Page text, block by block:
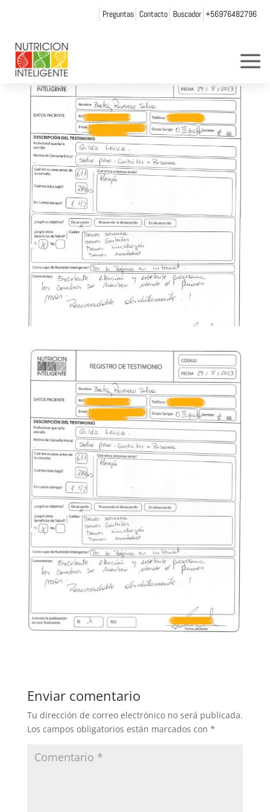
Preguntas Contacto Buscador +56976482796
beatriz_romero
porandrea chicurel
Enviar comentario
Tu dirección de correo electrónico no será publicada.
Los campos obligatorios están marcados con *